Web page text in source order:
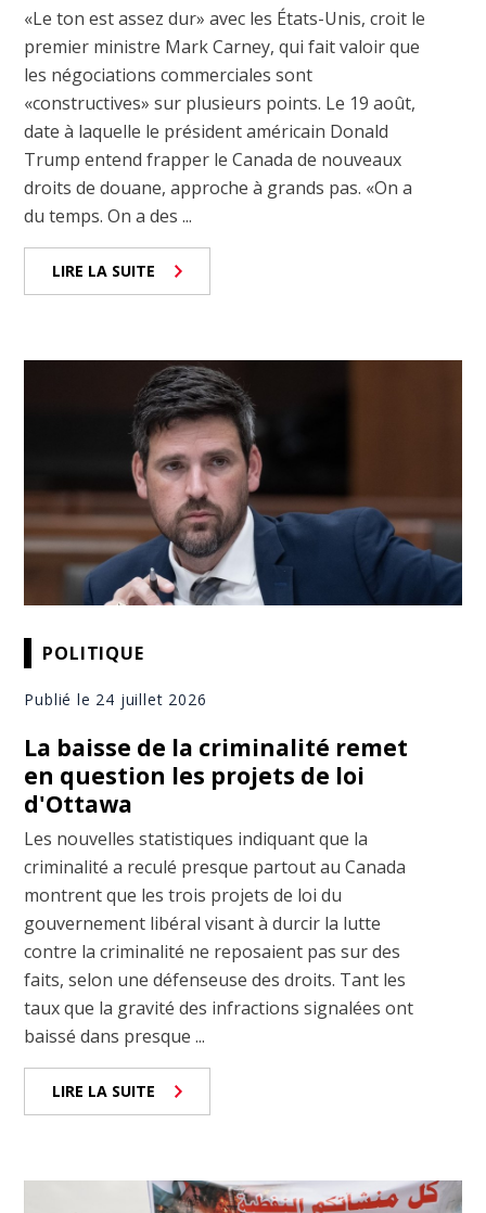
«Le ton est assez dur» avec les États-Unis, croit le
premier ministre Mark Carney, qui fait valoir que
les négociations commerciales sont
«constructives» sur plusieurs points. Le 19 août,
date à laquelle le président américain Donald
Trump entend frapper le Canada de nouveaux
droits de douane, approche à grands pas. «On a
du temps. On a des ...
LIRE LA SUITE
POLITIQUE
Publié le 24 juillet 2026
La baisse de la criminalité remet
en question les projets de loi
d'Ottawa
Les nouvelles statistiques indiquant que la
criminalité a reculé presque partout au Canada
montrent que les trois projets de loi du
gouvernement libéral visant à durcir la lutte
contre la criminalité ne reposaient pas sur des
faits, selon une défenseuse des droits. Tant les
taux que la gravité des infractions signalées ont
baissé dans presque ...
LIRE LA SUITE